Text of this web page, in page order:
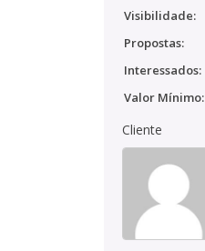
Visibilidade:
Propostas:
Interessados:
Valor Mínimo:
Cliente